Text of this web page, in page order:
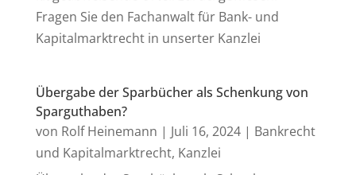
Fragen Sie den Fachanwalt für Bank- und
Kapitalmarktrecht in unserter Kanzlei
Übergabe der Sparbücher als Schenkung von
Sparguthaben?
von Rolf Heinemann | Juli 16, 2024| Bankrecht
und Kapitalmarktrecht, Kanzlei